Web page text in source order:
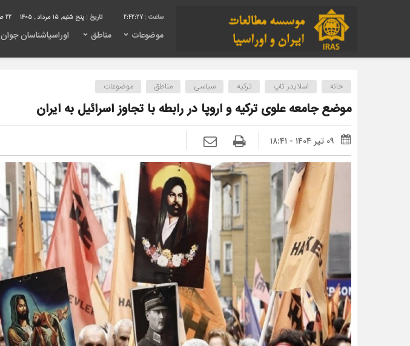
2:42:28 تاریخ : پنج شنبه, ۱۵ مرداد , ۱۴۰۵ 22 صفر 1448
موضوعات مناطق اوراسیاشناسان جوان
خانه اسلایدر تاپ ترکیه سیاسی مناطق موضوعات
موضع جامعه علوی ترکیه و اروپا در رابطه با تجاوز اسرائیل به ایران
۰۹ تیر ۱۴۰۴ - ۱۸:۴۱